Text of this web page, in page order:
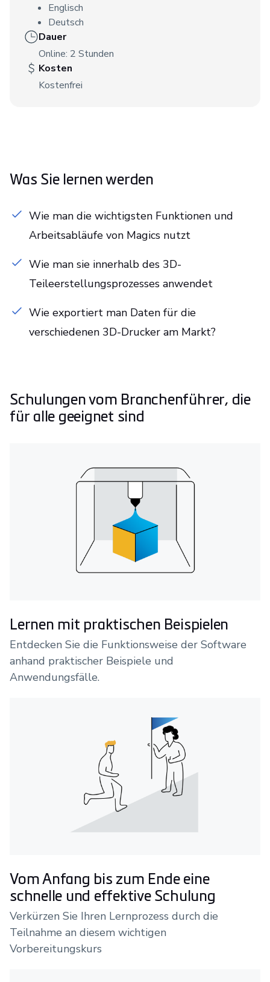
Englisch
Deutsch
Dauer
Online: 2 Stunden
Kosten
Kostenfrei
Was Sie lernen werden
Wie man die wichtigsten Funktionen und
Arbeitsabläufe von Magics nutzt
Wie man sie innerhalb des 3D-
Teileerstellungsprozesses anwendet
Wie exportiert man Daten für die
verschiedenen 3D-Drucker am Markt?
Schulungen vom Branchenführer, die
für alle geeignet sind
Lernen mit praktischen Beispielen
Entdecken Sie die Funktionsweise der Software
anhand praktischer Beispiele und
Anwendungsfälle.
Vom Anfang bis zum Ende eine
schnelle und effektive Schulung
Verkürzen Sie Ihren Lernprozess durch die
Teilnahme an diesem wichtigen
Vorbereitungskurs